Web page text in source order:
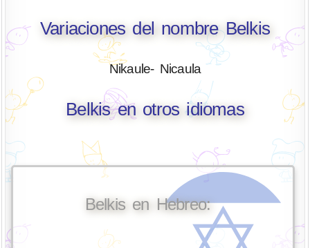
Variaciones del nombre Belkis
Nikaule- Nicaula
Belkis en otros idiomas
Belkis en Hebreo: